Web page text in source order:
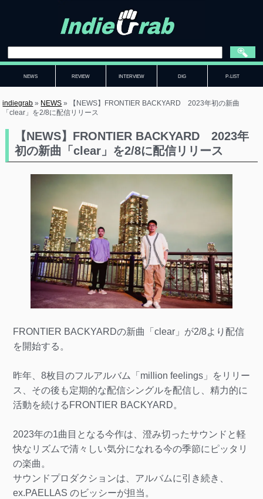
NEWS REVIEW INTERVIEW DIG P-LIST
indiegrab » NEWS »
【NEWS】FRONTIER BACKYARD 2023年初の新曲
「clear」を2/8に配信リリース
【NEWS】FRONTIER BACKYARD 2023年
初の新曲「clear」を2/8に配信リリース
FRONTIER BACKYARDの新曲「clear」が2/8より配信
を開始する。
昨年、8枚目のフルアルバム「million feelings」をリリー
ス、その後も定期的な配信シングルを配信し、精力的に
活動を続けるFRONTIER BACKYARD。
2023年の1曲目となる今作は、澄み切ったサウンドと軽
快なリズムで清々しい気分になれる今の季節にピッタリ
の楽曲。
サウンドプロダクションは、アルバムに引き続き、
ex.PAELLAS のビッシーが担当。